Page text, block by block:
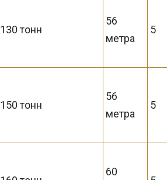
130 тонн
56
метра
5
150 тонн
56
метра
5
60